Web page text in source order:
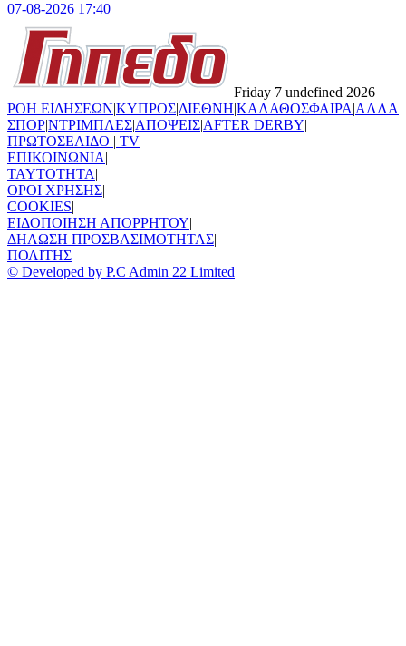
07-08-2026 17:40
Friday 7 undefined 2026
ΡΟΗ ΕΙΔΗΣΕΩΝ|ΚΥΠΡΟΣ|ΔΙΕΘΝΗ|ΚΑΛΑΘΟΣΦΑΙΡΑ|ΑΛΛΑ
ΣΠΟΡ|ΝΤΡΙΜΠΛΕΣ|ΑΠΟΨΕΙΣ|AFTER DERBY|
ΠΡΩΤΟΣΕΛΙΔΟ | TV
ΕΠΙΚΟΙΝΩΝΙΑ|
TAYTOTHTA|
ΟΡΟΙ ΧΡΗΣΗΣ|
COOKIES|
ΕΙΔΟΠΟΙΗΣΗ ΑΠΟΡΡΗΤΟΥ|
ΔΗΛΩΣΗ ΠΡΟΣΒΑΣΙΜΟΤΗΤΑΣ|
ΠΟΛΙΤΗΣ
© Developed by P.C Admin 22 Limited